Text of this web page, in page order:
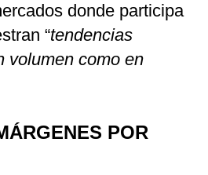
donde participa
“tendencias
volumen como en
POR